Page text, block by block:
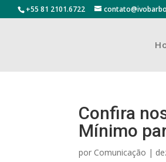
+55 81 2101.6722
Confira
Mínimo
por Comunicação |